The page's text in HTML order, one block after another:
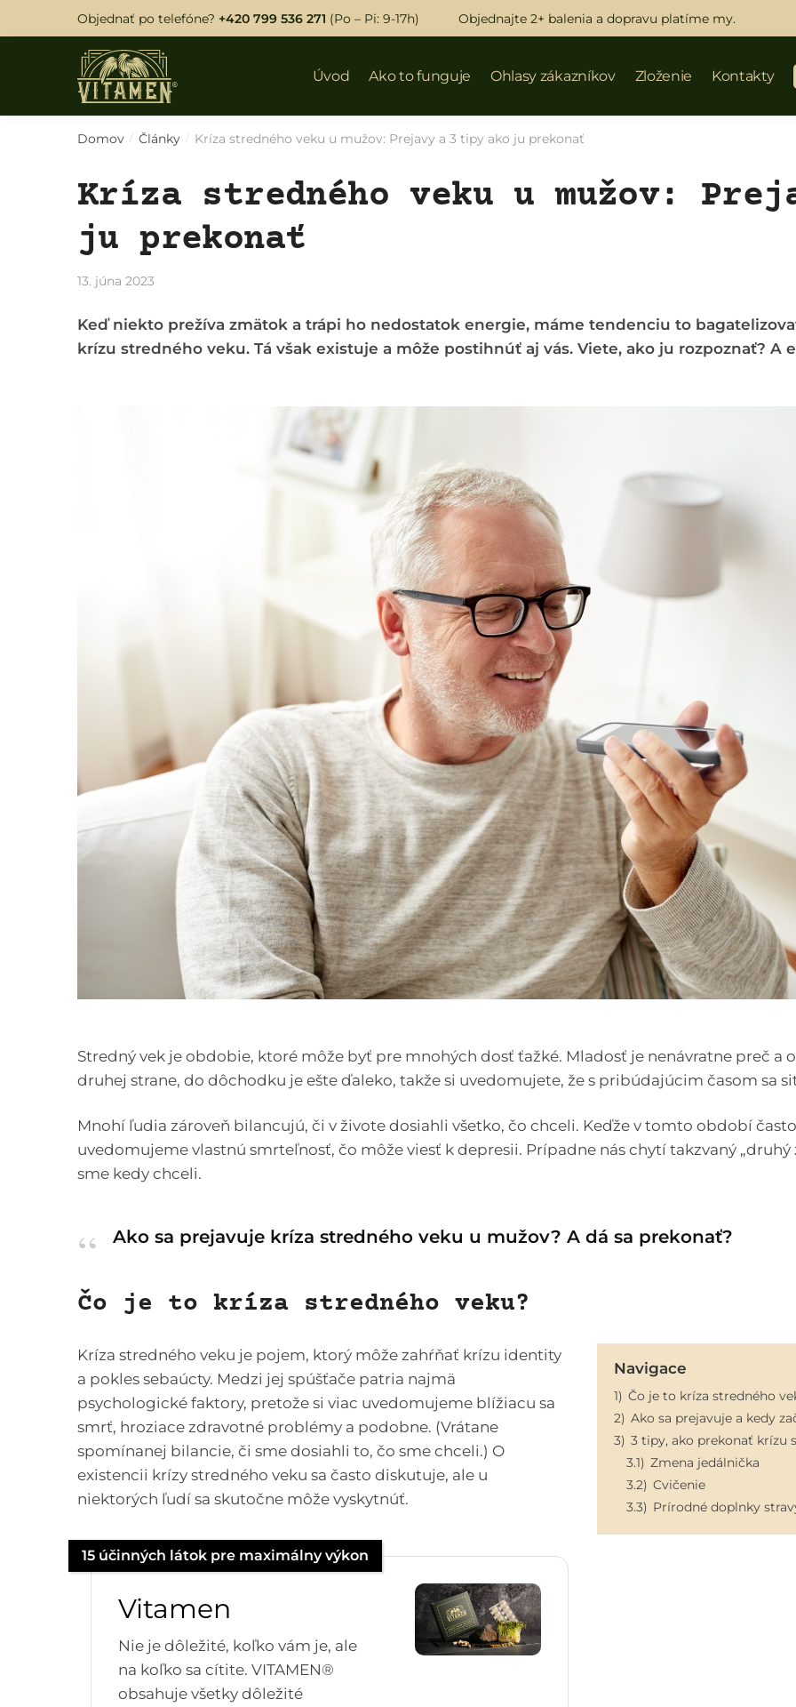
to
to
Objednať po telefóne? +420 799 536 271 (Po – Pi: 9-17h) Objednajte 2+ balenia a dopravu platíme my.
Úvod Ako to funguje Ohlasy zákazníkov Zloženie Kontakty
Domov / Články / Kríza stredného veku u mužov: Prejavy a 3 tipy ako ju prekonať
Kríza stredného veku u mužov:
ju prekonať
13. júna 2023
Keď niekto prežíva zmätok a trápi ho nedostatok energie, máme tendenciu to
krízu stredného veku. Tá však existuje a môže postihnúť aj vás. Viete, ako ju rozpoznať? A
Stredný vek je obdobie, ktoré môže byť pre mnohých dosť ťažké. Mladosť je nenávratne preč a
druhej strane, do dôchodku je ešte ďaleko, takže si uvedomujete, že s pribúdajúcim časom sa
Mnohí ľudia zároveň bilancujú, či v živote dosiahli všetko, čo chceli. Keďže v tomto období
uvedomujeme vlastnú smrteľnosť, čo môže viesť k depresii. Prípadne nás chytí takzvaný
sme kedy chceli.
Ako sa prejavuje kríza stredného veku u mužov? A dá sa prekonať?
Čo je to kríza stredného veku?
Navigace
1) Čo je to kríza stredného
2) Ako sa prejavuje a kedy
3) 3 tipy, ako prekonať krízu
3.1) Zmena jedálnička
3.2) Cvičenie
3.3) Prírodné doplnky
Kríza stredného veku je pojem, ktorý môže zahŕňať krízu identity
a pokles sebaúcty. Medzi jej spúšťače patria najmä
psychologické faktory, pretože si viac uvedomujeme blížiacu sa
smrť, hroziace zdravotné problémy a podobne. (Vrátane
spomínanej bilancie, či sme dosiahli to, čo sme chceli.) O
existencii krízy stredného veku sa často diskutuje, ale u
niektorých ľudí sa skutočne môže vyskytnúť.
15 účinných látok pre maximálny výkon
Vitamen
Nie je dôležité, koľko vám je, ale
na koľko sa cítite. VITAMEN®
obsahuje všetky dôležité